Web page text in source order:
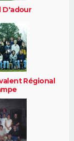
D'adour
Régional